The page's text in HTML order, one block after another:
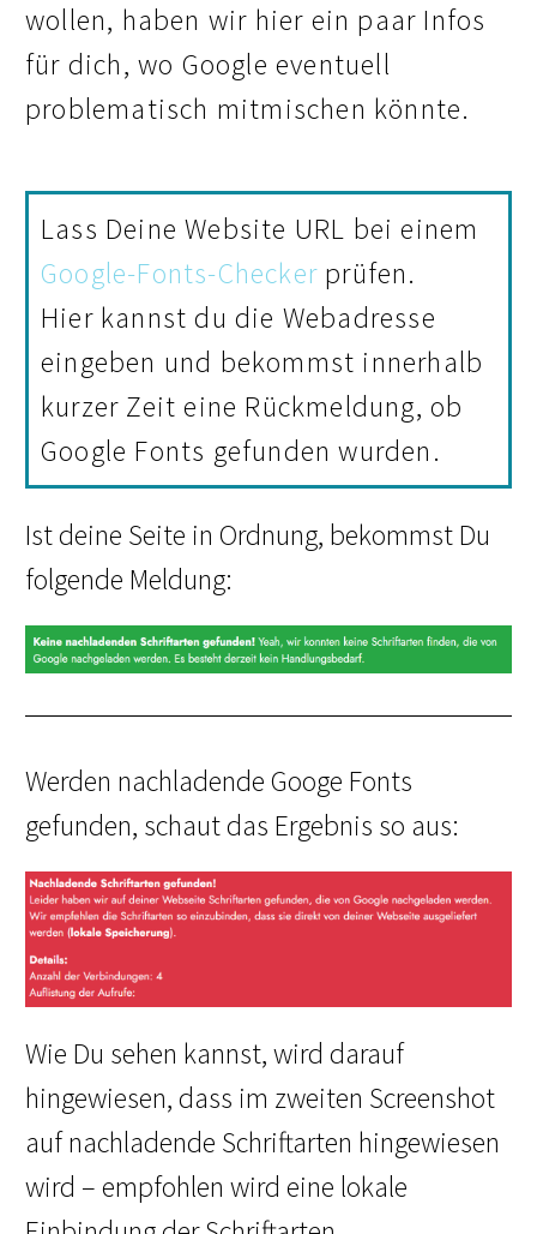
wollen, haben wir hier ein paar Infos
für dich, wo Google eventuell
problematisch mitmischen könnte.
Lass Deine Website URL bei einem
Google-Fonts-Checker prüfen.
Hier kannst du die Webadresse
eingeben und bekommst innerhalb
kurzer Zeit eine Rückmeldung, ob
Google Fonts gefunden wurden.
Ist deine Seite in Ordnung, bekommst Du
folgende Meldung:
Werden nachladende Googe Fonts
gefunden, schaut das Ergebnis so aus:
Wie Du sehen kannst, wird darauf
hingewiesen, dass im zweiten Screenshot
auf nachladende Schriftarten hingewiesen
wird – empfohlen wird eine lokale